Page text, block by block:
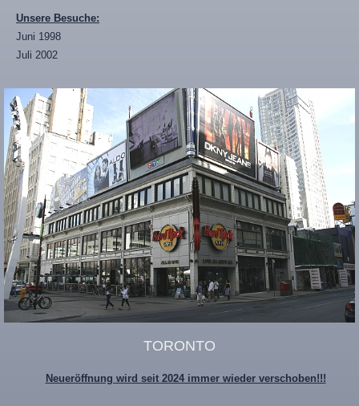
Unsere Besuche:
Juni 1998
Juli 2002
TORONTO
Neueröffnung wird seit 2024 immer wieder verschoben!!!